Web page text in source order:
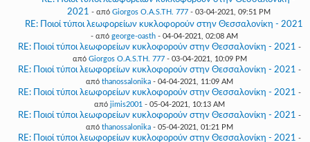
2021 - από Giorgos O.A.S.TH. 777- 03-04-2021, 09:51 PM
RE: Ποιοί τύποι λεωφορείων κυκλοφορούν στην Θεσσαλονίκη - 2021
- από george-oasth- 04-04-2021, 02:08 AM
RE: Ποιοί τύποι λεωφορείων κυκλοφορούν στην Θεσσαλονίκη - 2021 -
από Giorgos O.A.S.TH. 777- 03-04-2021, 10:09 PM
RE: Ποιοί τύποι λεωφορείων κυκλοφορούν στην Θεσσαλονίκη - 2021 -
από thanossalonika - 04-04-2021, 11:09 AM
RE: Ποιοί τύποι λεωφορείων κυκλοφορούν στην Θεσσαλονίκη - 2021 -
από jimis2001 - 05-04-2021, 10:13 AM
RE: Ποιοί τύποι λεωφορείων κυκλοφορούν στην Θεσσαλονίκη - 2021 -
από thanossalonika - 05-04-2021, 01:21 PM
RE: Ποιοί τύποι λεωφορείων κυκλοφορούν στην Θεσσαλονίκη - 2021 -